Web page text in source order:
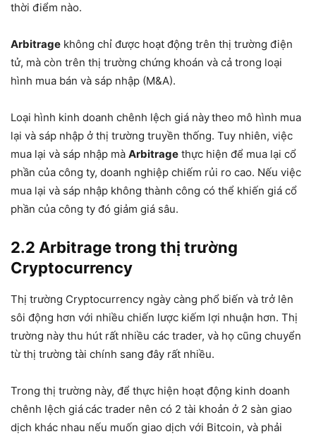
thời điểm nào.
Arbitrage không chỉ được hoạt động trên thị trường điện
tử, mà còn trên thị trường chứng khoán và cả trong loại
hình mua bán và sáp nhập (M&A).
Loại hình kinh doanh chênh lệch giá nàytheo mô hình mua
lại và sáp nhập ở thị trường truyền thống. Tuy nhiên, việc
mua lại và sáp nhập mà Arbitrage thực hiện để mua lại cổ
phần của công ty, doanh nghiệp chiếm rủi ro cao. Nếu việc
mua lại và sáp nhập không thành công có thể khiến giá cổ
phần của công ty đó giảm giá sâu.
2.2 Arbitrage trong thị trường
Cryptocurrency
Thị trường Cryptocurrency ngày càng phổ biến và trở lên
sôi động hơn với nhiều chiến lược kiếm lợi nhuận hơn. Thị
trường này thu hút rất nhiều các trader, và họ cũng chuyển
từ thị trường tài chính sang đây rất nhiều.
Trong thị trường này, để thực hiện hoạt động kinh doanh
chênh lệch giácác trader nên có 2 tài khoản ở 2 sàn giao
dịch khác nhau nếu muốn giao dịch với Bitcoin, và phải